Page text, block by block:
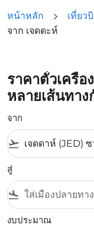
หน้าหลัก เที่ยว
จาก เจดดะห์
ราคาตั๋วเครื่
หลายเส้นทา
จาก
flight_takeoff
สู่
flight_land
งบประมาณ